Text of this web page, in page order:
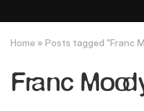
Home » Posts tagged "Franc
Franc